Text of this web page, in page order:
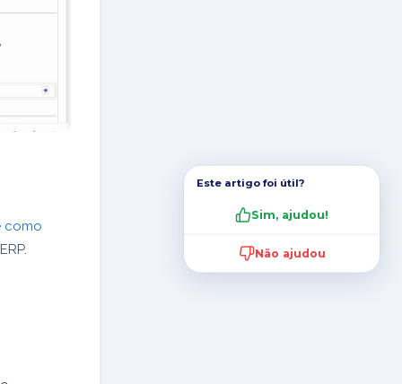
como
Este artigo foi útil?
Sim, ajudou!
Não ajudou